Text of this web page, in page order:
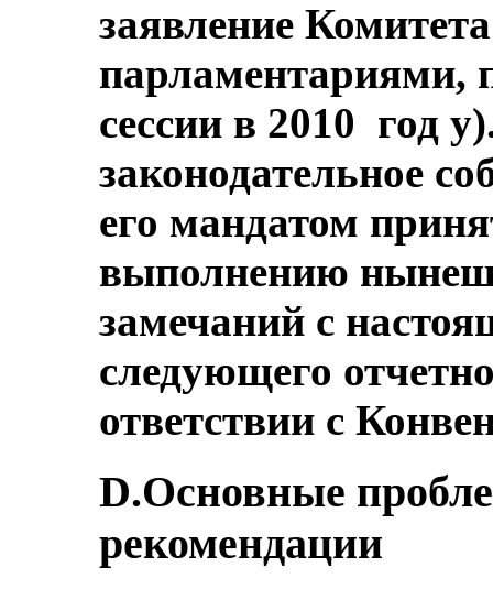
заявление
парламентариями,
сессии в 2010 год
законодательное
его мандатом
выполнению
замечаний с
следующего
ответствии с
D.Основные
рекомендации